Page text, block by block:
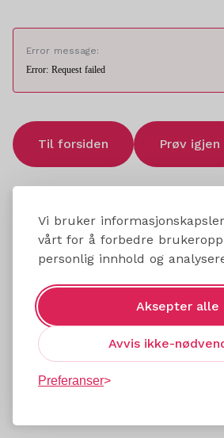
Vi bruker
vårt for å forbedre
personlig innhold og
Aksepter alle
Avvis ikke-
Preferanser
Error message:
Error: Request failed
Til forsiden Prøv igjen